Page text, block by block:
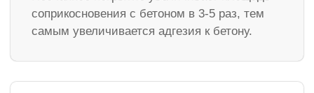
соприкосновения с бетоном в 3-5 раз, тем
самым увеличивается адгезия к бетону.